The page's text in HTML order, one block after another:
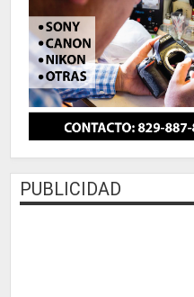
PUBLICIDAD